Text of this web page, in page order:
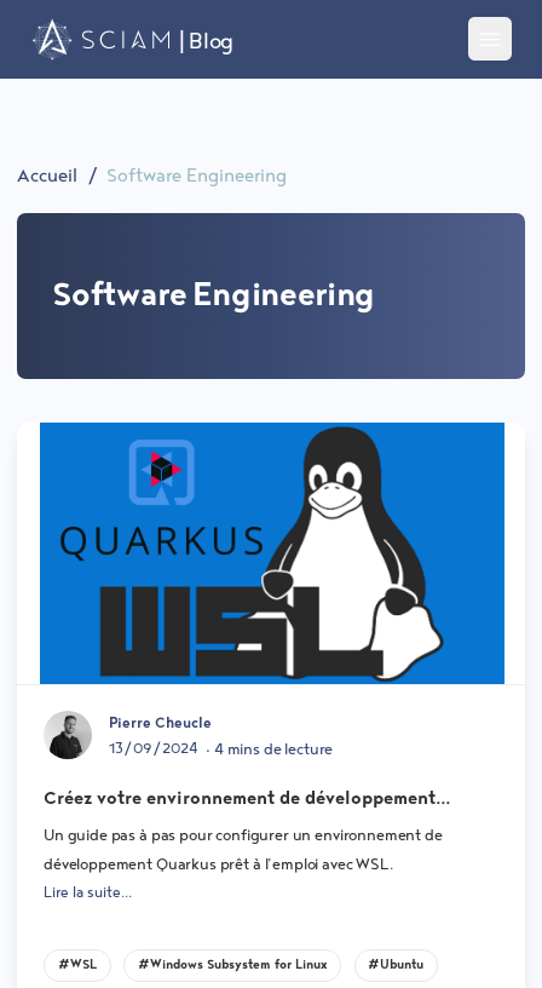
| Blog
Accueil / Software Engineering
Software Engineering
Pierre Cheucle
13/09/2024 • 4 mins de lecture
Créez votre environnement de développement
Quarkus en 10 minutes avec WSL
Un guide pas à pas pour configurer un environnement de
développement Quarkus prêt à l’emploi avec WSL.
Lire la suite...
#WSL #Windows Subsystem for Linux #Ubuntu